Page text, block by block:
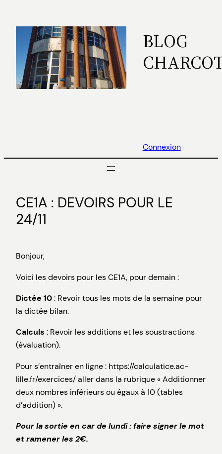
contenu
BLOG
Connexion
CE1A : DEVOIRS POUR LE
24/11
Bonjour,
Voici les devoirs pour les CE1A, pour demain :
Dictée 10: Revoir tous les mots de la semaine pour
la dictée bilan.
Calculs : Revoir les additions et les soustractions
(évaluation).
Pour s’entraîner en ligne : https://calculatice.ac-
lille.fr/exercices/ aller dans la rubrique « Additionner
deux nombres inférieurs ou égaux à 10 (tables
d’addition) ».
Pour la sortie en car de lundi : faire signer le mot
et ramener les 2€.